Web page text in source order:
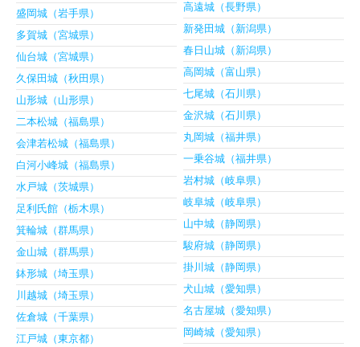
盛岡城（岩手県）
多賀城（宮城県）
仙台城（宮城県）
久保田城（秋田県）
山形城（山形県）
二本松城（福島県）
会津若松城（福島県）
白河小峰城（福島県）
水戸城（茨城県）
足利氏館（栃木県）
箕輪城（群馬県）
金山城（群馬県）
鉢形城（埼玉県）
川越城（埼玉県）
佐倉城（千葉県）
江戸城（東京都）
高遠城（長野県）
新発田城（新潟県）
春日山城（新潟県）
高岡城（富山県）
七尾城（石川県）
金沢城（石川県）
丸岡城（福井県）
一乗谷城（福井県）
岩村城（岐阜県）
岐阜城（岐阜県）
山中城（静岡県）
駿府城（静岡県）
掛川城（静岡県）
犬山城（愛知県）
名古屋城（愛知県）
岡崎城（愛知県）